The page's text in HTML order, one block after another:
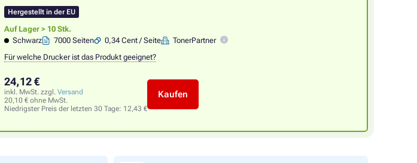
Hergestellt in der EU
Auf Lager > 10 Stk.
Schwarz
7000 Seiten 0,34 Cent / Seite
TonerPartner
Für welche Drucker ist das Produkt geeignet?
24,12 €
inkl. MwSt. zzgl. Versand
20,10 € ohne MwSt.
Niedrigster Preis der letzten 30 Tage: 12,43 €
Kaufen